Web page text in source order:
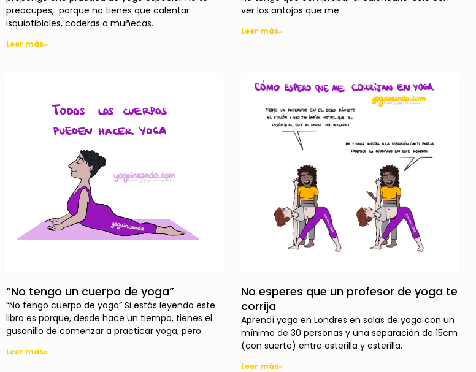
preocupes, porque no tienes que calentar
isquiotibiales, caderas o muñecas.
Leer más»
ver los antojos que me
Leer más»
“No tengo un cuerpo de yoga”
“No tengo cuerpo de yoga” Si estás leyendo este
libro es porque, desde hace un tiempo, tienes el
gusanillo de comenzar a practicar yoga, pero
Leer más»
No esperes que un profesor de yoga te
corrija
Aprendí yoga en Londres en salas de yoga con un
mínimo de 30 personas y una separación de 15cm
(con suerte) entre esterilla y esterilla.
Leer más»